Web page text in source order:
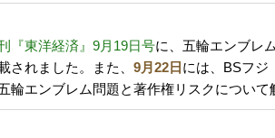
『東洋経済』9月19日号に、五輪エンブレ
されました。また、9月22日 には、BSフジ
輪エンブレム問題と著作権リスクについて